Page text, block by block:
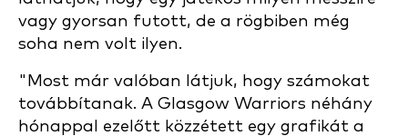
vagy gyorsan futott, de a rögbiben még
soha nem volt ilyen.
"Most már valóban látjuk, hogy számokat
továbbítanak. A Glasgow Warriors néhány
hónappal ezelőtt közzétett egy grafikát a